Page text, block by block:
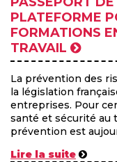
PLATEFORME
FORMATIONS
TRAVAIL
La prévention des
la législation
entreprises. Pour
santé et sécurité au
prévention est
Lire la suite